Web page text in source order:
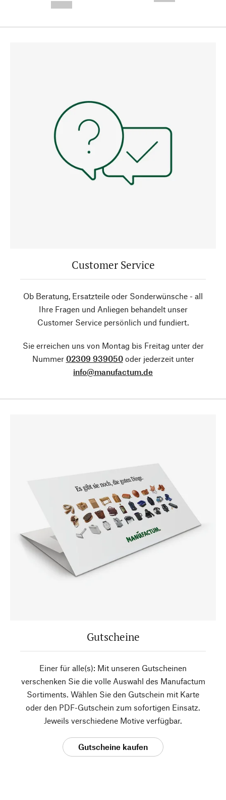
Customer Service
Ob Beratung, Ersatzteile oder Sonderwünsche - all
Ihre Fragen und Anliegen behandelt unser
Customer Service persönlich und fundiert.
Sie erreichen uns von Montag bis Freitag unter der
Nummer 02309 939050oder jederzeit unter
info@manufactum.de
Gutscheine
Einer für alle(s): Mit unseren Gutscheinen
verschenken Sie die volle Auswahl des Manufactum
Sortiments. Wählen Sie den Gutschein mit Karte
oder den PDF-Gutschein zum sofortigen Einsatz.
Jeweils verschiedene Motive verfügbar.
Gutscheine kaufen